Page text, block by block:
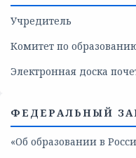
Учредитель
Комитет по
Электронная доска
ФЕДЕРАЛЬНЫЙ
«Об образовании в